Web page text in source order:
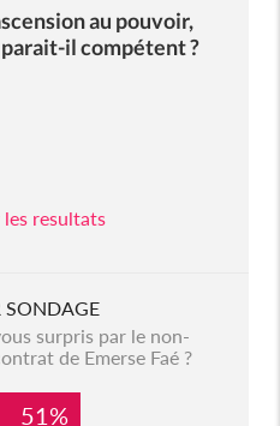
au pouvoir,
il compétent ?
les resultats
SONDAGE
surpris par le non-
de Emerse Faé ?
51%